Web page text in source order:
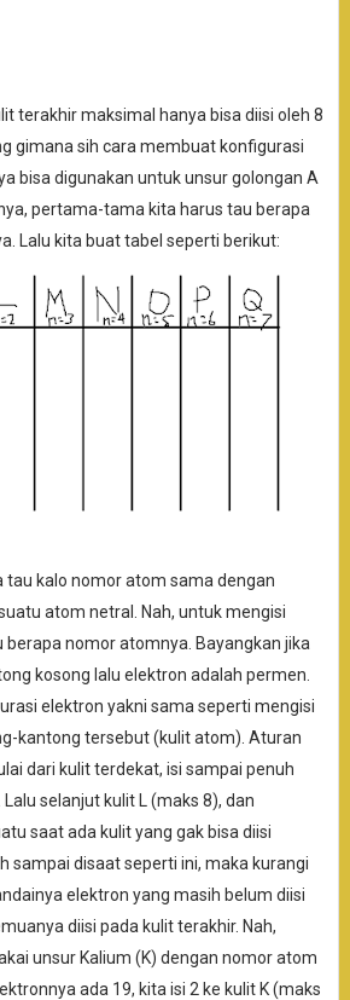
terakhir maksimal hanya bisa diisi oleh 8
gimana sih cara membuat konfigurasi
bisa digunakan untuk unsur golongan A
pertama-tama kita harus tau berapa
Lalu kita buat tabel seperti berikut:
tau kalo nomor atom sama dengan
atom netral. Nah, untuk mengisi
berapa nomor atomnya. Bayangkan jika
kosong lalu elektron adalah permen.
elektron yakni sama seperti mengisi
kantong tersebut (kulit atom). Aturan
dari kulit terdekat, isi sampai penuh
Lalu selanjut kulit L (maks 8), dan
saat ada kulit yang gak bisa diisi
sampai disaat seperti ini, maka kurangi
elektron yang masih belum diisi
diisi pada kulit terakhir. Nah,
unsur Kalium (K) dengan nomor atom
ada 19, kita isi 2 ke kulit K (maks